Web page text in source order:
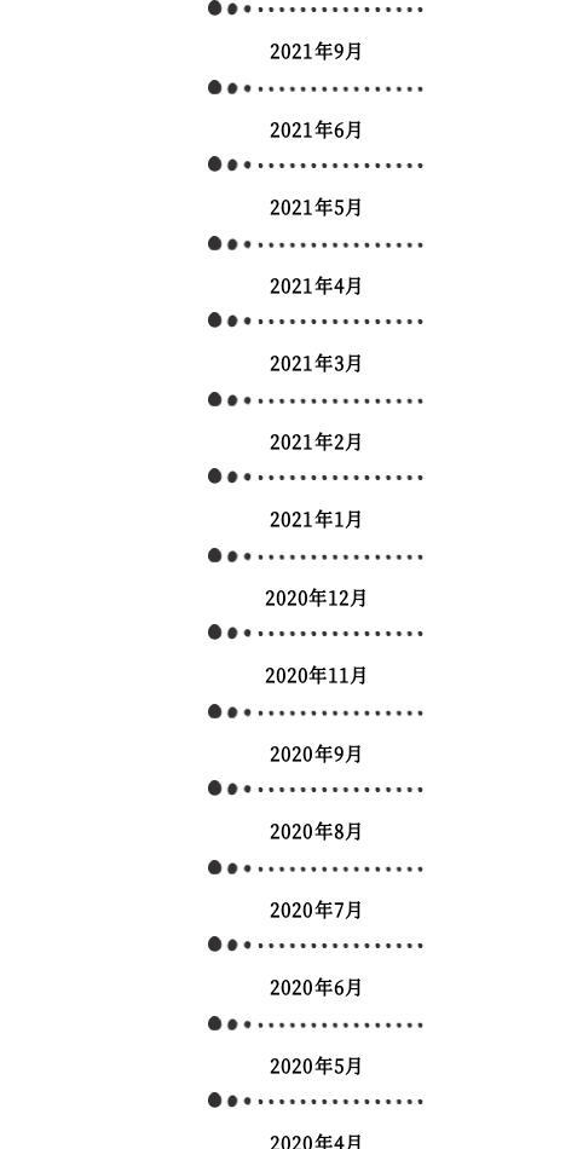
2021年9月
2021年6月
2021年5月
2021年4月
2021年3月
2021年2月
2021年1月
2020年12月
2020年11月
2020年9月
2020年8月
2020年7月
2020年6月
2020年5月
2020年4月